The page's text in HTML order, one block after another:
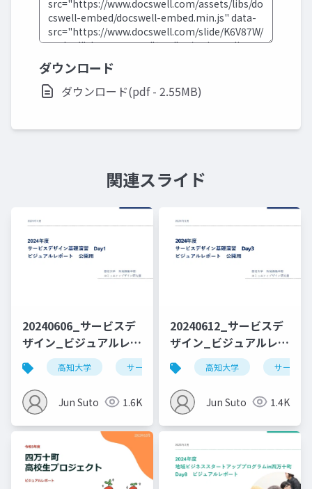
ダウンロード
ダウンロード(pdf - 2.55MB)
関連スライド
20240606_サービスデ
ザイン_ビジュアルレポ
ート_Day1_公開用
高知大学 サービスデザイン デザイン思考
Jun Suto 1.6K
20240612_サービスデ
ザイン_ビジュアルレポ
ート_Day3_公開用
高知大学 サービス
Jun Suto 1.4K